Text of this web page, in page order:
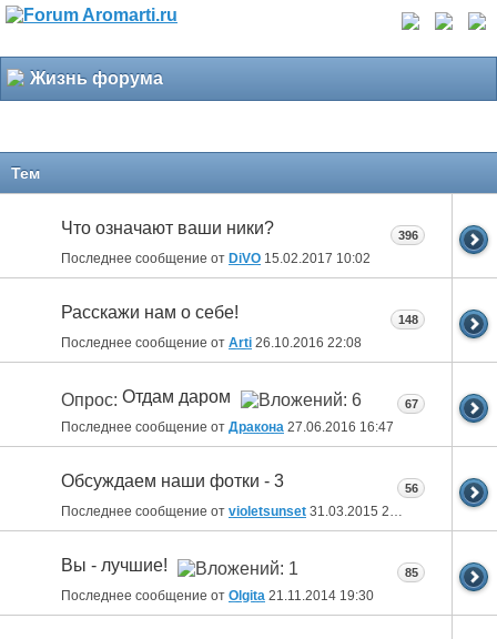
Жизнь форума
Тем
Что означают ваши ники?
Последнее сообщение от DiVO 15.02.2017 10:02
396
Расскажи нам о себе!
Последнее сообщение от Arti 26.10.2016 22:08
148
Опрос: Отдам даром
Последнее сообщение от Дракона 27.06.2016 16:47
67
Обсуждаем наши фотки - 3
Последнее сообщение от violetsunset 31.03.2015 23:53
56
Вы - лучшие!
Последнее сообщение от Olgita 21.11.2014 19:30
85